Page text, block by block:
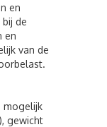
en
de
en
van de
mogelijk
gewicht